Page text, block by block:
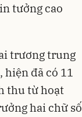
tưởng cao
trương trung
đã có 11
thu từ hoạt
hai chữ số